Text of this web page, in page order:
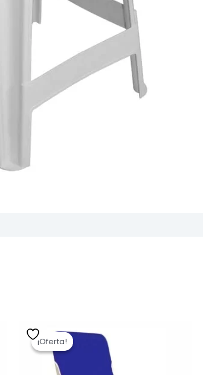
¡Oferta!
¡Oferta!
precio
original
era:
$ 4.740,00.
actual
es:
$ 3.792,00.